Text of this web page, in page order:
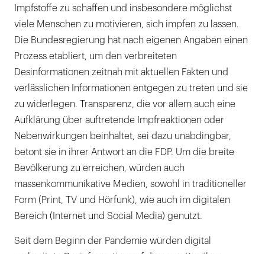
Impfstoffe zu schaffen und insbesondere möglichst
viele Menschen zu motivieren, sich impfen zu lassen.
Die Bundesregierung hat nach eigenen Angaben einen
Prozess etabliert, um den verbreiteten
Desinformationen zeitnah mit aktuellen Fakten und
verlässlichen Informationen entgegen zu treten und sie
zu widerlegen. Transparenz, die vor allem auch eine
Aufklärung über auftretende Impfreaktionen oder
Nebenwirkungen beinhaltet, sei dazu unabdingbar,
betont sie in ihrer Antwort an die FDP. Um die breite
Bevölkerung zu erreichen, würden auch
massenkommunikative Medien, sowohl in traditioneller
Form (Print, TV und Hörfunk), wie auch im digitalen
Bereich (Internet und Social Media) genutzt.
Seit dem Beginn der Pandemie würden digital